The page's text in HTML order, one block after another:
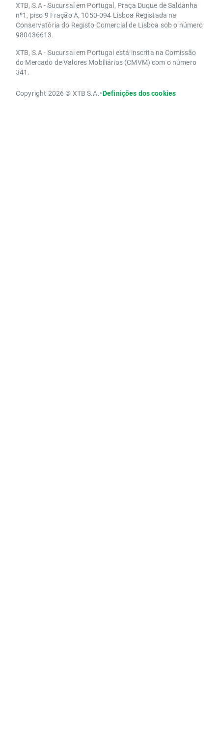
XTB, S.A - Sucursal em Portugal, Praça Duque de Saldanha
nº1, piso 9 Fração A, 1050-094 Lisboa Registada na
Conservatória do Registo Comercial de Lisboa sob o número
980436613.
XTB, S.A - Sucursal em Portugal está inscrita na Comissão
do Mercado de Valores Mobiliários (CMVM) com o número
341.
Copyright 2026 © XTB S.A.•Definições dos cookies